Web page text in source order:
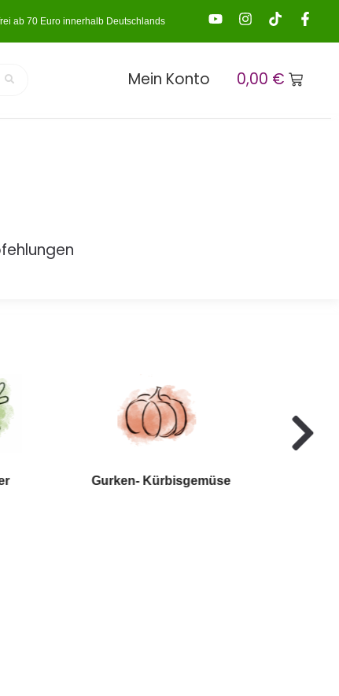
ab 70 Euro innerhalb Deutschlands
Mein Konto 0,00 €
Gurken- Kürbisgemüse